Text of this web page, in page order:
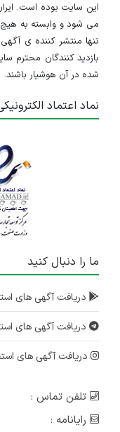
این سایت بوده است.
می شود و وابسته به هیچ
تنها منتشر کننده ی
بازدید کنندگان
شده در آن هوشیار باشند.
نماد اعتماد
ما را دنبال کنید
دریافت آگهی های
دریافت آگهی های
دریافت آگهی های
تلفن تماس :
رایانامه :